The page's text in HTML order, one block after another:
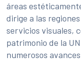
áreas
dirige a las
servicios visuales,
patrimonio de la
numerosos